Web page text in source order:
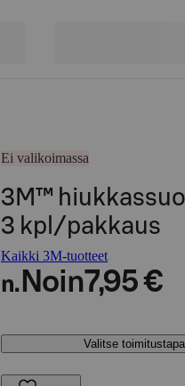
Ei valikoimassa
3M™
3 kpl/pakkaus
Kaikki 3M-tuotteet
n. Noin7,95 €
Valitse toimitustapa